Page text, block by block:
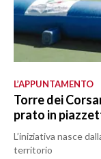
L’APPUNTAMENTO
Torre dei
prato in
L’iniziativa nasce
territorio